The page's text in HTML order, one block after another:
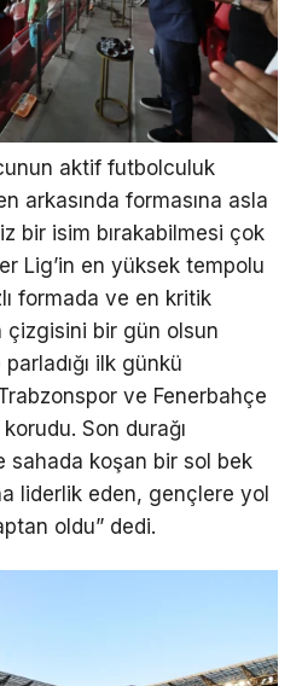
aktif futbolculuk
arkasında formasına asla
bir isim bırakabilmesi çok
Lig’in en yüksek tempolu
formada ve en kritik
bir gün olsun
ilk günkü
ve Fenerbahçe
Son durağı
sahada koşan bir sol bek
liderlik eden, gençlere yol
oldu” dedi.